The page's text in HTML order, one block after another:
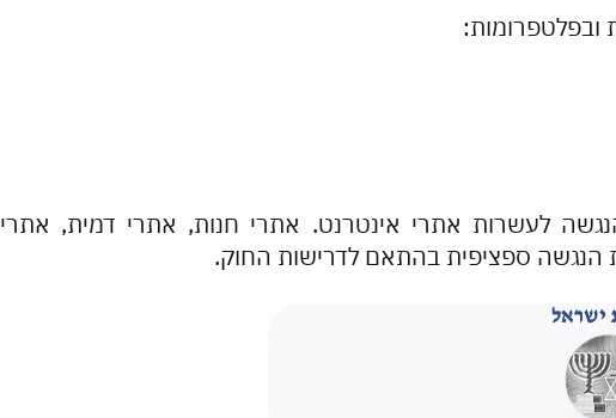
הנגשה לעשרות אתרי אינטרנט. אתרי חנות, אתרי דמית, אתרי
ספציפית בהתאם לדרישות החוק.